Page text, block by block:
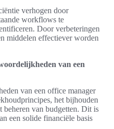
verhogen door
workflows te
Door verbeteringen
middelen effectiever worden
van een
van een office manager
het bijhouden
beheren van budgetten. Dit is
een solide financiële basis